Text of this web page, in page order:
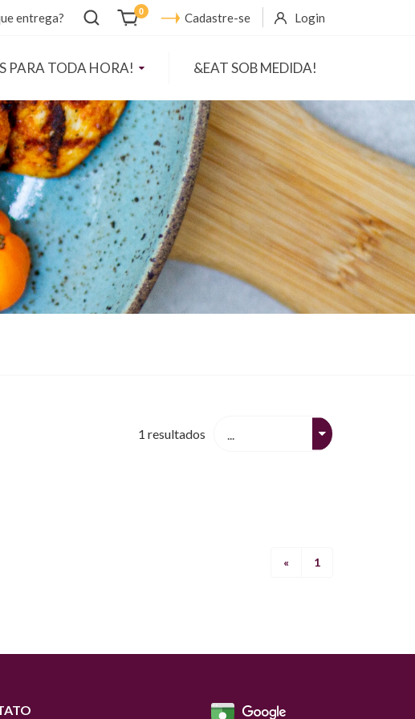
entrega?
Abrir
busca
0 Cadastre-se Login
PARA TODA HORA! &EAT SOB MEDIDA!
1 resultados
« 1